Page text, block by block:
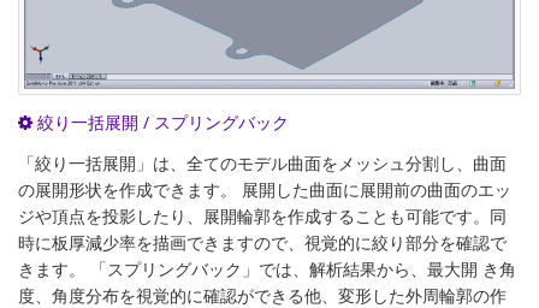
絞り一括展開 / スプリングバック
「絞り一括展開」は、全てのモデル曲面をメッシュ分割し、曲面
の展開形状を作成できます。 展開した曲面に展開前の曲面のエッ
ジや頂点を投影したり、展開輪郭を作成することも可能です。同
時に板厚減少率を描画できますので、視覚的に絞り部分を確認で
きます。 「スプリングバック」では、解析結果から、最大開 き角
度、角度分布を視覚的に確認ができる他、変形した外周輪郭の作